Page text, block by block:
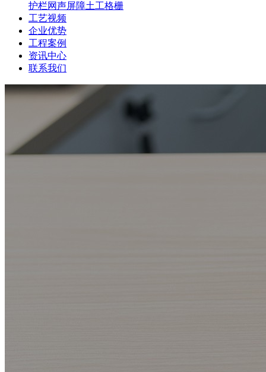
护栏网声屏障土工格栅
工艺视频
企业优势
工程案例
资讯中心
联系我们